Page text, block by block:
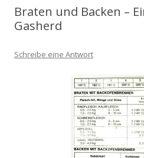
Braten und Backen –
Gasherd
Schreibe eine Antwort